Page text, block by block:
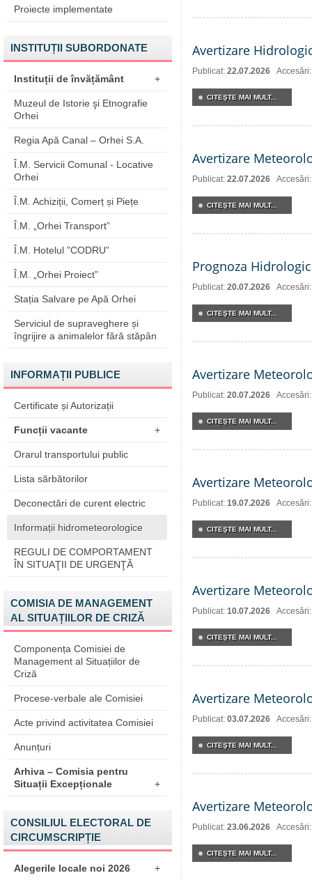
Proiecte implementate
INSTITUȚII SUBORDONATE
Instituții de învățământ +
Muzeul de Istorie şi Etnografie
Orhei
Regia Apă Canal – Orhei S.A.
Î.M. Servicii Comunal - Locative
Orhei
Î.M. Achiziții, Comerț și Piețe
Î.M. „Orhei Transport”
Î.M. Hotelul ”CODRU”
Î.M. „Orhei Proiect”
Stația Salvare pe Apă Orhei
Serviciul de supraveghere și
îngrijire a animalelor fără stăpân
INFORMAȚII PUBLICE
Certificate și Autorizații
Funcții vacante +
Orarul transportului public
Lista sărbătorilor
Deconectări de curent electric
Informații hidrometeorologice
REGULI DE COMPORTAMENT
ÎN SITUAŢII DE URGENŢĂ
COMISIA DE MANAGEMENT
AL SITUAȚIILOR DE CRIZĂ
Componența Comisiei de
Management al Situațiilor de
Criză
Procese-verbale ale Comisiei
Acte privind activitatea Comisiei
Anunțuri
Arhiva – Comisia pentru
Situații Excepționale
+
CONSILIUL ELECTORAL DE
CIRCUMSCRIPȚIE
Alegerile locale noi 2026 +
Avertizare
Publicat: 22.07.2026
CITEŞTE MAI MULT...
Avertizare
Publicat: 22.07.2026
CITEŞTE MAI MULT...
Prognoza
Publicat: 20.07.2026
CITEŞTE MAI MULT...
Avertizare
Publicat: 20.07.2026
CITEŞTE MAI MULT...
Avertizare
Publicat: 19.07.2026
CITEŞTE MAI MULT...
Avertizare
Publicat: 10.07.2026
CITEŞTE MAI MULT...
Avertizare
Publicat: 03.07.2026
CITEŞTE MAI MULT...
Avertizare
Publicat: 23.06.2026
CITEŞTE MAI MULT...